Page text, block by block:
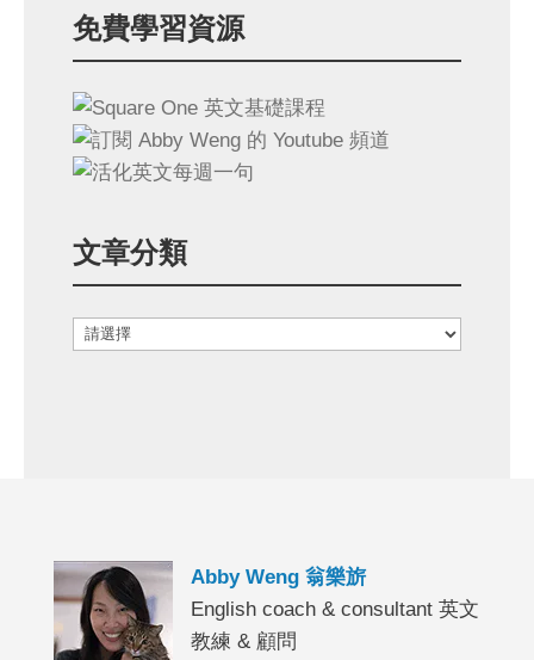
免費學習資源
文章分類
Abby Weng 翁樂旂
English coach & consultant 英文
教練 & 顧問